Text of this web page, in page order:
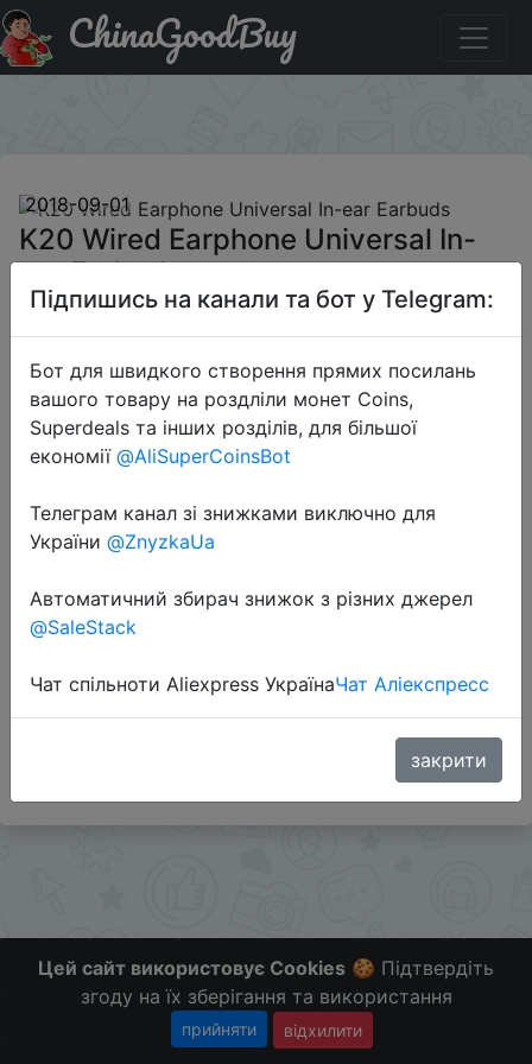
Придбати по знижці K20 Wired Earphone Universal In-ear
EarbudsChinaGoodBuy
2018-09-01
K20 Wired Earphone Universal In-
ear Earbuds
$0.89
Sale
Слідкуйте за знижками на мобільному, в телеграм
Цей сайт використовує Cookies 🍪 Підтвердіть
згоду на їх зберігання та використання
прийняти відхилити
Підпишись на канали та бот у Telegram:
Бот для швидкого створення прямих посилань
вашого товару на роздліли монет Coins,
Superdeals та інших розділів, для більшої
економії @AliSuperCoinsBot
Телеграм канал зі знижками виключно для
України @ZnyzkaUa
Автоматичний збирач знижок з різних джерел
@SaleStack
Чат спільноти Aliexpress УкраїнаЧат Аліекспресс
закрити